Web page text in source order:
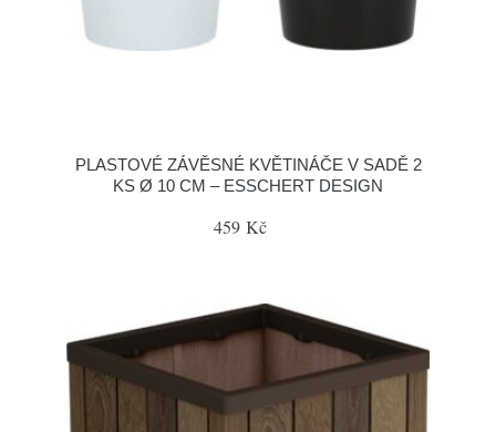
PLASTOVÉ ZÁVĚSNÉ KVĚTINÁČE V SADĚ 2
KS Ø 10 CM – ESSCHERT DESIGN
459 Kč